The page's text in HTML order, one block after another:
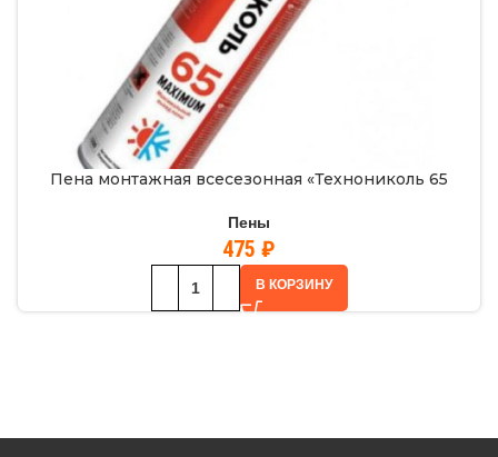
Пена монтажная всесезонная «Технониколь 65
Пены
475 ₽
В КОРЗИНУ